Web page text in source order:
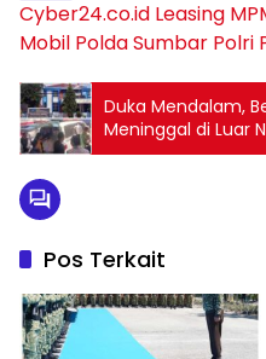
Cyber24.co.id Leasing
Mobil Polda Sumbar Polri
Duka Mendalam,
Meninggal di Luar
Pos Terkait